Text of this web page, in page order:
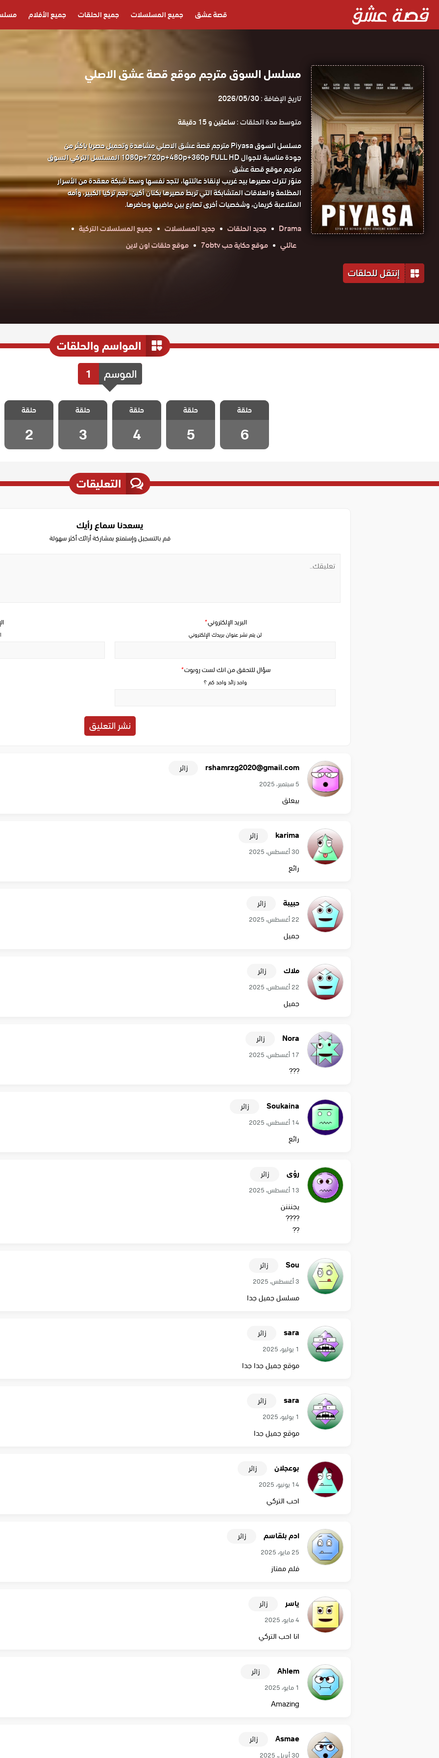
قصة عشق جميع المسلسلات جميع الحلقات جميع الأفلام
مسلسل السوق مترجم موقع قصة عشق الاصلي
تاريخ الإضافة :2026/05/30
متوسط مدة الحلقات :ساعتين و 15 دقيقة
مسلسل السوق Piyasa مترجم قصة عشق الاصلي مشاهدة وتحميل حصريا باكثر من
جودة مناسبة للجوال 1080p+720p+480p+360p FULL HD المسلسل التركي السوق
مترجم موقع قصة عشق .
منوّر تترك مصيرها بيد غريب لإنقاذ عائلتها، لتجد نفسها وسط شبكة معقدة من الأسرار
المظلمة والعلاقات المتشابكة التي تربط مصيرها بكنان أكين، نجم تركيا الكبير، وأمه
المتلاعبة كريمان، وشخصيات أخرى تصارع بين ماضيها وحاضرها.
Drama
جديد الحلقات جديد المسلسلات
جميع المسلسلات التركية
عائلي
موقع حكاية حب 7obtv موقع حلقات اون لاين
إنتقل للحلقات
المواسم والحلقات
الموسم 1
مسلسل السوق
والاخيرة
حلقة
6
مسلسل السوق
الحلقة 5
حلقة
5
مسلسل السوق
الحلقة 4
حلقة
4
مسلسل السوق
الحلقة 3
حلقة
3
مسلسل السوق
الحلقة 2
حلقة
2
التعليقات
يسعدنا سماع رأيك
قم بالتسجيل وإستمتع بمشاركة أرائك أكثر سهولة
سؤال للتحقق من انك لست روبوت*
واحد زائد واحد كم ؟
البريد الإلكتروني*
لن يتم نشر عنوان بريدك الإلكتروني
rshamrzg2020@gmail.com زائر
5 سبتمبر، 2025
بيعلق
karima زائر
30 أغسطس، 2025
رائع
حبيبة زائر
22 أغسطس، 2025
جميل
ملاك زائر
22 أغسطس، 2025
جميل
Nora زائر
17 أغسطس، 2025
???
Soukaina زائر
14 أغسطس، 2025
رائع
رؤى زائر
13 أغسطس، 2025
يجنننن
????
??
Sou زائر
3 أغسطس، 2025
مسلسل جميل جدا
sara زائر
1 يوليو، 2025
موقع جميل جدا جدا
sara زائر
1 يوليو، 2025
موقع جميل جدا
بوعجلان زائر
14 يونيو، 2025
احب التركي
ادم بلقاسم زائر
25 مايو، 2025
فلم ممتاز
ياسر زائر
4 مايو، 2025
انا احب التركي
Ahlem زائر
1 مايو، 2025
Amazing
Asmae زائر
30 أبريل، 2025